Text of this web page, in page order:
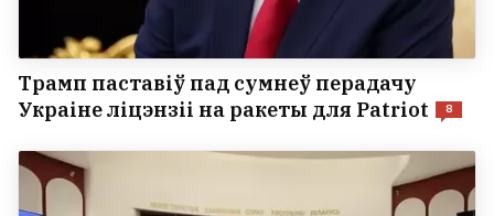
Трамп паставіў пад сумнеў перадачу
Украіне ліцэнзіі на ракеты для Patriot
8